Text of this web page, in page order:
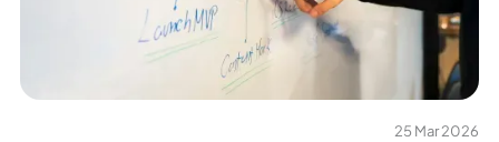
25 Mar 2026